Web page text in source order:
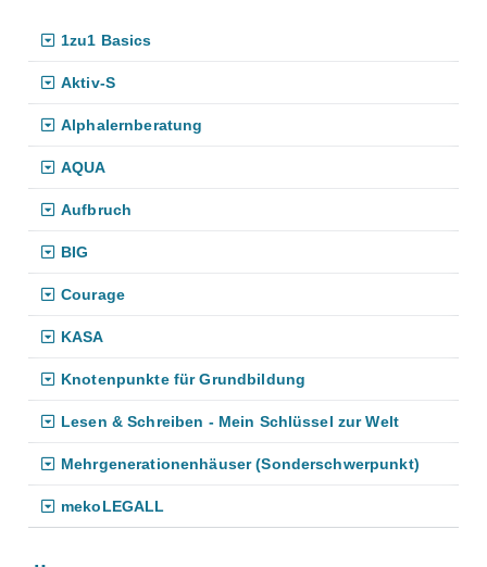
1zu1 Basics
Aktiv-S
Alphalernberatung
AQUA
Aufbruch
BIG
Courage
KASA
Knotenpunkte für Grundbildung
Lesen & Schreiben - Mein Schlüssel zur Welt
Mehrgenerationenhäuser (Sonderschwerpunkt)
mekoLEGALL